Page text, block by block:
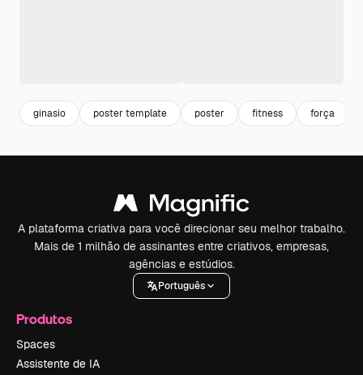
ginasio poster template poster fitness força
A plataforma criativa para você direcionar seu melhor trabalho.
Mais de 1 milhão de assinantes entre criativos, empresas,
agências e estúdios.
Português
Produtos
Spaces
Assistente de IA